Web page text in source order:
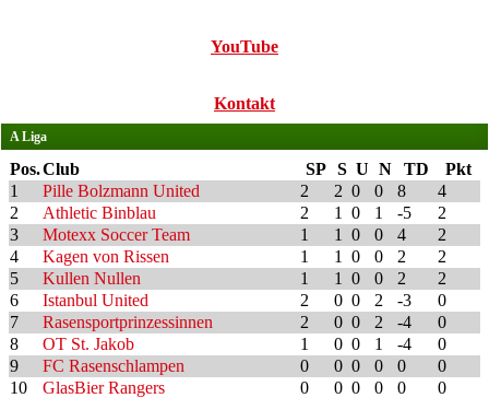
YouTube
Kontakt
A Liga
Pos.Club SP S U N TD
Pkt
1
Pille Bolzmann United 2 2 0 0 8
4
2
Athletic Binblau 2 1 0 1 -5
2
3
Motexx Soccer Team 1 1 0 0 4
2
4
Kagen von Rissen 1 1 0 0 2
2
5
Kullen Nullen 1 1 0 0 2
2
6
Istanbul United 2 0 0 2 -3
0
7
Rasensportprinzessinnen 2 0 0 2 -4
0
8
OT St. Jakob 1 0 0 1 -4
0
9
FC Rasenschlampen 0 0 0 0 0
0
10
GlasBier Rangers 0 0 0 0 0
0